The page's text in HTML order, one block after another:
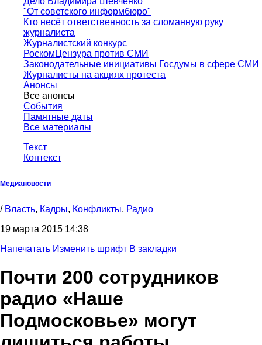
"От советского информбюро"
Кто несёт ответственность за сломанную руку
журналиста
Журналистский конкурс
РоскомЦензура против СМИ
Законодательные инициативы Госдумы в сфере СМИ
Журналисты на акциях протеста
Анонсы
Все анонсы
События
Памятные даты
Все материалы
Текст
Контекст
Медиановости
/ Власть, Кадры, Конфликты, Радио
19 марта 2015 14:38
Напечатать Изменить шрифт В закладки
Почти 200 сотрудников
радио «Наше
Подмосковье» могут